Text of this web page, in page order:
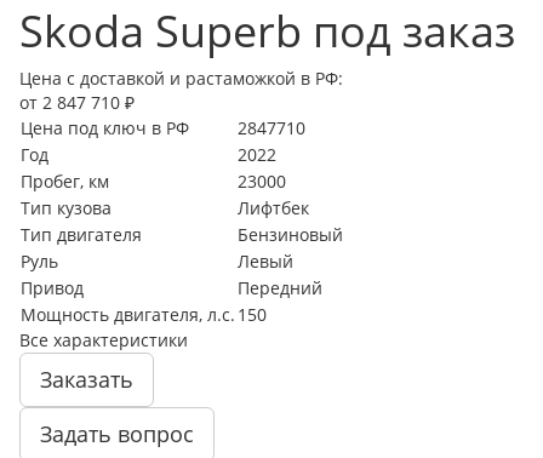
Skoda Superb под заказ
Цена с доставкой и растаможкой в РФ:
от 2 847 710 ₽
Цена под ключ в РФ
2847710
Год
2022
Пробег, км
23000
Тип кузова
Лифтбек
Тип двигателя
Бензиновый
Руль
Левый
Привод
Передний
Мощность двигателя, л.с. 150
Все характеристики
Заказать
Задать вопрос